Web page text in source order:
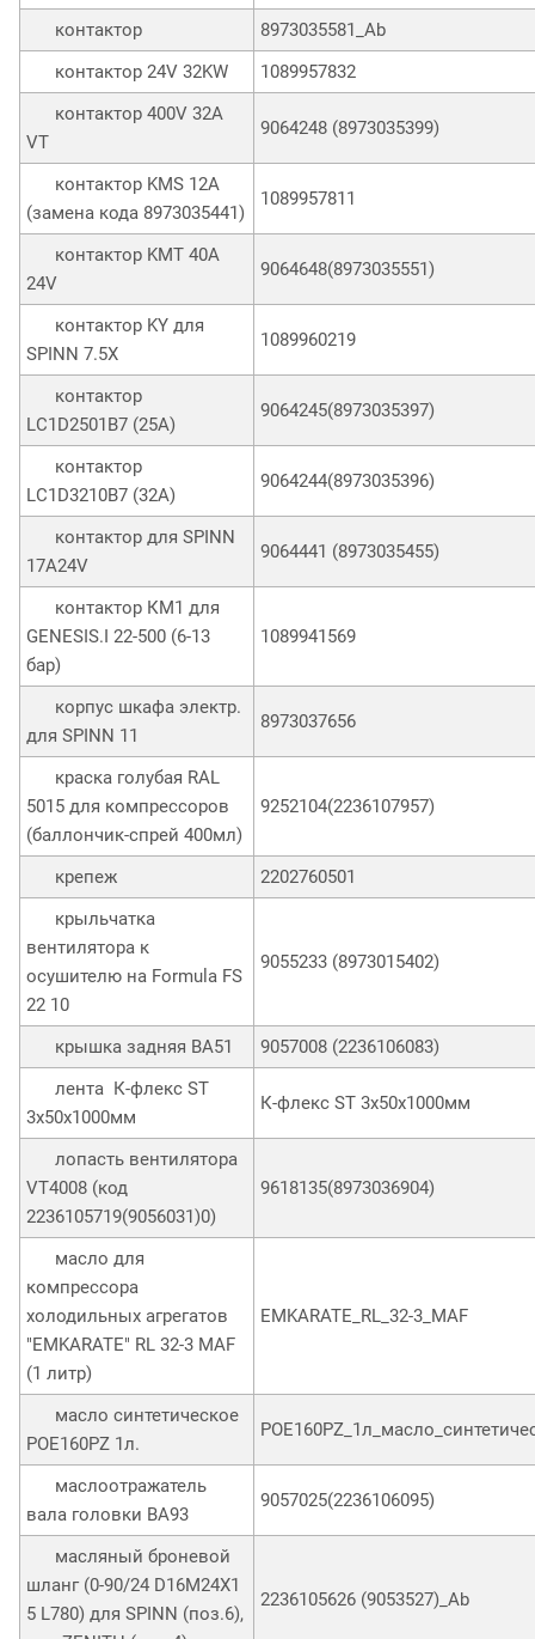
контактор
8973035581_Ab
контактор 24V 32KW
1089957832
контактор 400V 32A
VT
9064248 (8973035399)
контактор KMS 12A
(замена кода 8973035441)
1089957811
контактор KMT 40A
24V
9064648(8973035551)
контактор KY для
SPINN 7.5X
1089960219
контактор
LC1D2501B7 (25A)
9064245(8973035397)
контактор
LC1D3210B7 (32A)
9064244(8973035396)
контактор для SPINN
17A24V
9064441 (8973035455)
контактор КМ1 для
GENESIS.I 22-500 (6-13
бар)
1089941569
корпус шкафа электр.
для SPINN 11
8973037656
краска голубая RAL
5015 для компрессоров
(баллончик-спрей 400мл)
9252104(2236107957)
крепеж
2202760501
крыльчатка
вентилятора к
осушителю на Formula FS
22 10
9055233 (8973015402)
крышка задняя ВА51
9057008 (2236106083)
лента К-флекс ST
3x50х1000мм
К-флекс ST 3x50х1000мм
лопасть вентилятора
VT4008 (код
2236105719(9056031)0)
9618135(8973036904)
масло для
компрессора
холодильных агрегатов
"EMKARATE" RL 32-3 MAF
(1 литр)
EMKARATE_RL_32-3_MAF
масло синтетическое
POE160PZ 1л.
маслоотражатель
вала головки ВА93
9057025(2236106095)
масляный броневой
шланг (0-90/24 D16M24X1
5 L780) для SPINN (поз.6),
2236105626 (9053527)_Ab